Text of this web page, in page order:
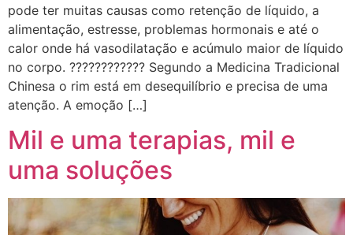
pode ter muitas causas como retenção de líquido, a
alimentação, estresse, problemas hormonais e até o
calor onde há vasodilatação e acúmulo maior de líquido
no corpo. ???????????? Segundo a Medicina Tradicional
Chinesa o rim está em desequilíbrio e precisa de uma
atenção. A emoção […]
Mil e uma terapias, mil e
uma soluções